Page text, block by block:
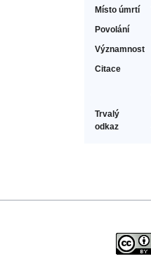
Místo úmrtí
Povolání
Významnost
Citace
Trvalý
odkaz